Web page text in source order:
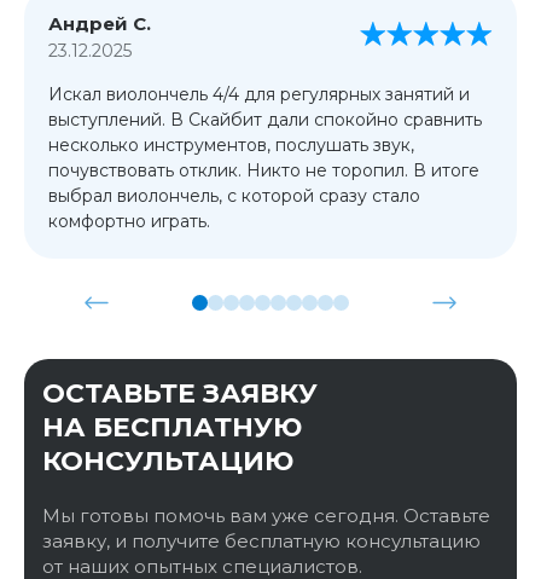
Андрей С.
23.12.2025
Искал виолончель 4/4 для регулярных занятий и
выступлений. В Скайбит дали спокойно сравнить
несколько инструментов, послушать звук,
почувствовать отклик. Никто не торопил. В итоге
выбрал виолончель, с которой сразу стало
комфортно играть.
ОСТАВЬТЕ ЗАЯВКУ
НА БЕСПЛАТНУЮ
КОНСУЛЬТАЦИЮ
Мы готовы помочь вам уже сегодня. Оставьте
заявку, и получите бесплатную консультацию
от наших опытных специалистов.